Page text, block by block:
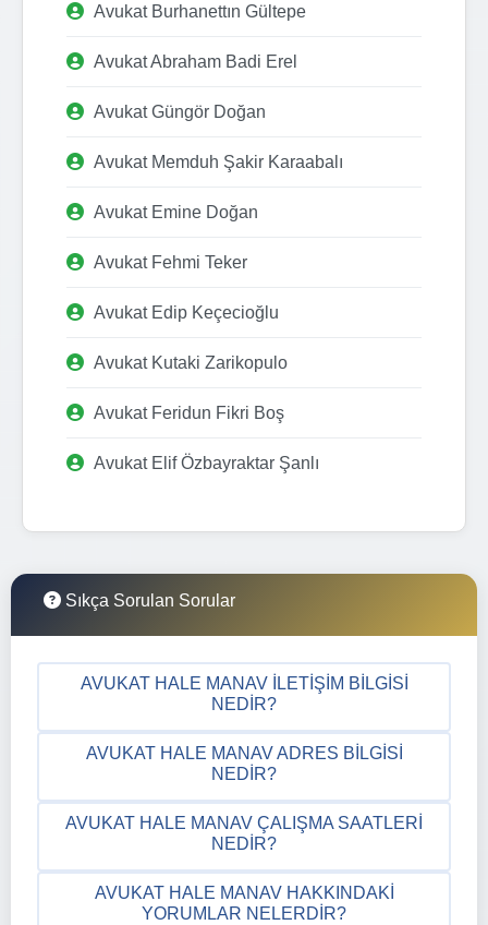
Avukat Burhanettın Gültepe
Avukat Abraham Badi Erel
Avukat Güngör Doğan
Avukat Memduh Şakir Karaabalı
Avukat Emine Doğan
Avukat Fehmi Teker
Avukat Edip Keçecioğlu
Avukat Kutaki Zarikopulo
Avukat Feridun Fikri Boş
Avukat Elif Özbayraktar Şanlı
Sıkça Sorulan Sorular
AVUKAT HALE MANAV İLETIŞIM BILGISI
NEDIR?
AVUKAT HALE MANAV ADRES BILGISI
NEDIR?
AVUKAT HALE MANAV ÇALIŞMA SAATLERI
NEDIR?
AVUKAT HALE MANAV HAKKINDAKI
YORUMLAR NELERDIR?